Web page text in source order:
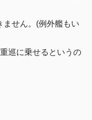
ません。(例外艦もい
巡に乗せるというの